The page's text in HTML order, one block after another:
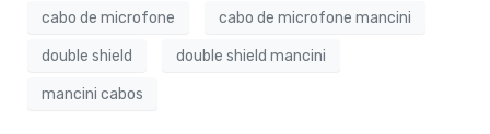
cabo de microfone cabo de microfone mancini
double shield double shield mancini
mancini cabos